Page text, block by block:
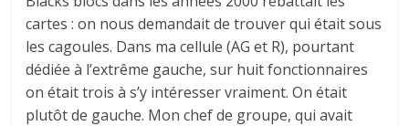
cartes : on nous demandait de trouver qui était sous
les cagoules. Dans ma cellule (AG et R), pourtant
dédiée à l’extrême gauche, sur huit fonctionnaires
on était trois à s’y intéresser vraiment. On était
plutôt de gauche. Mon chef de groupe, qui avait